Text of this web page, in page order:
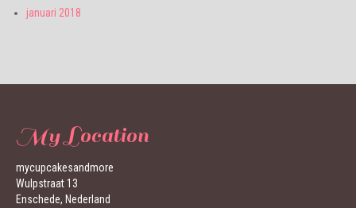
januari 2018
My Location
mycupcakesandmore
Wulpstraat 13
Enschede, Nederland